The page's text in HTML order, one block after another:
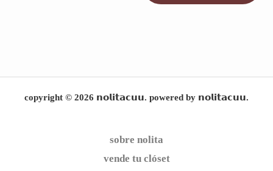
copyright © 2026 𝗻𝗼𝗹𝗶𝘁𝗮𝗰𝘂𝘂. powered by 𝗻𝗼𝗹𝗶𝘁𝗮𝗰𝘂𝘂.
sobre nolita
vende tu clóset